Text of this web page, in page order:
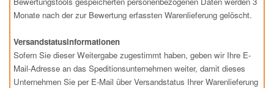
Monate nach der zur Bewertung erfassten Warenlieferung gelöscht.
Versandstatusinformationen
Sofern Sie dieser Weitergabe zugestimmt haben, geben wir Ihre E-
Mail-Adresse an das Speditionsunternehmen weiter, damit dieses
Unternehmen Sie per E-Mail über Versandstatus Ihrer Warenlieferung